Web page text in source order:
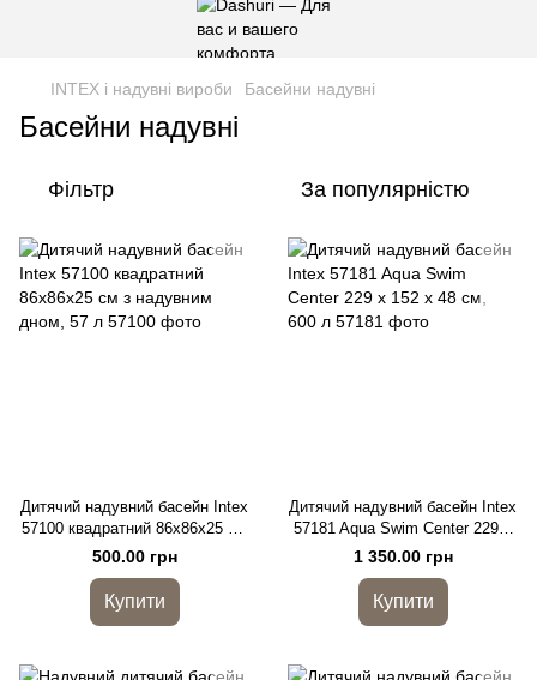
INTEX і надувні вироби Басейни надувні
Басейни надувні
Фільтр За популярністю
Дитячий надувний басейн Intex
57100 квадратний 86x86x25 см
з надувним дном, 57 л
500.00 грн
Купити
Дитячий надувний басейн Intex
57181 Aqua Swim Center 229 x
152 x 48 см, 600 л
1 350.00 грн
Купити